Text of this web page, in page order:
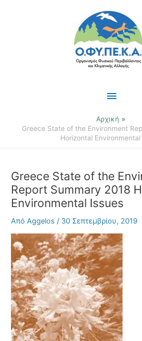
Κύριο
Μενού
Αρχική
Greece State of the Environment
Horizontal
Greece State of the
Report Summary 2018
Environmental Issues
ΑπόAggelos/ 30 Σεπτεμβρίου, 2019